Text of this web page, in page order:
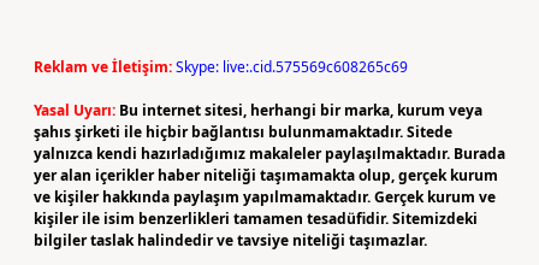
Reklam ve İletişim:Skype: live:.cid.575569c608265c69
Yasal Uyarı: Bu internet sitesi, herhangi bir marka, kurum veya
şahıs şirketi ile hiçbir bağlantısı bulunmamaktadır. Sitede
yalnızca kendi hazırladığımız makaleler paylaşılmaktadır. Burada
yer alan içerikler haber niteliği taşımamakta olup, gerçek kurum
ve kişiler hakkında paylaşım yapılmamaktadır. Gerçek kurum ve
kişiler ile isim benzerlikleri tamamen tesadüfidir. Sitemizdeki
bilgiler taslak halindedir ve tavsiye niteliği taşımazlar.